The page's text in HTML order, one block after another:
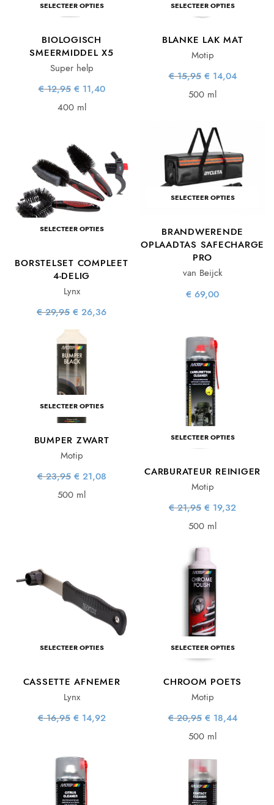
SELECTEER OPTIES
BIOLOGISCH
SMEERMIDDEL X5
Super help
€12,95 Oorspronkelijke
prijs was:
€ 11,40
400 ml
SELECTEER OPTIES
BLANKE LAK MAT
Motip
€15,95 Oorspronkelijke
prijs was:
€ 14,04
500 ml
SELECTEER OPTIES
BORSTELSET COMPLEET
4-DELIG
Lynx
€29,95 Oorspronkelijke
prijs was:
€ 26,36
SELECTEER OPTIES
BRANDWERENDE
OPLAADTAS SAFECHARGE
PRO
van Beijck
€ 69,00
SELECTEER OPTIES
BUMPER ZWART
Motip
€23,95 Oorspronkelijke
prijs was:
€ 21,08
500 ml
SELECTEER OPTIES
CARBURATEUR REINIGER
Motip
€21,95 Oorspronkelijke
prijs was:
€ 19,32
500 ml
SELECTEER OPTIES
CASSETTE AFNEMER
Lynx
€16,95 Oorspronkelijke
prijs was:
€ 14,92
SELECTEER OPTIES
CHROOM POETS
Motip
€20,95 Oorspronkelijke
prijs was:
€ 18,44
500 ml